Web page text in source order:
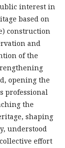
interest in
based on
construction
and
of the
opening the
professional
the
shaping
understood
effort